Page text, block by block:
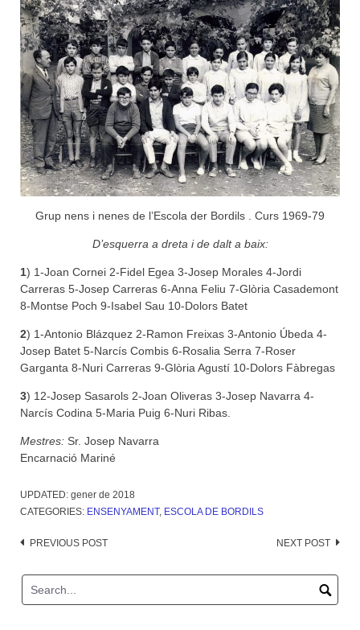
Grup nens i nenes de l’Escola der Bordils . Curs 1969-79
D’esquerra a dreta i de dalt a baix:
1) 1-Joan Cornei 2-Fidel Egea 3-Josep Morales 4-Jordi
Carreras 5-Josep Carreras 6-Anna Feliu 7-Glòria Casademont
8-Montse Poch 9-Isabel Sau 10-Dolors Batet
2) 1-Antonio Blázquez 2-Ramon Freixas 3-Antonio Úbeda 4-
Josep Batet 5-Narcís Combis 6-Rosalia Serra 7-Roser
Garganta 8-Nuri Carreras 9-Glòria Agustí 10-Dolors Fàbregas
3) 12-Josep Sasarols 2-Joan Oliveras 3-Josep Navarra 4-
Narcís Codina 5-Maria Puig 6-Nuri Ribas.
Mestres: Sr. Josep Navarra
Encarnació Mariné
UPDATED: gener de 2018
CATEGORIES: ENSENYAMENT, ESCOLA DE BORDILS
Post
PREVIOUS POST NEXT POST